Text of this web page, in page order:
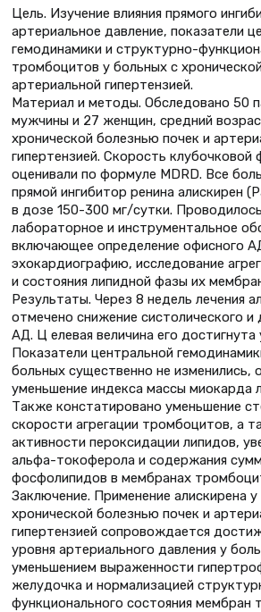
Цель. Изучение влияния прямого
артериальное давление, показатели
гемодинамики и структурно-
тромбоцитов у больных с
артериальной гипертензией.
Материал и методы. Обследовано 50
мужчины и 27 женщин, средний
хронической болезнью почек и
гипертензией. Скорость клубочковой
оценивали по формуле MDRD. Все
прямой ингибитор ренина алискирен
в дозе 150-300 мг/сутки.
лабораторное и инструментальное
включающее определение офисного
эхокардиографию, исследование
и состояния липидной фазы их
Результаты. Через 8 недель лечения
отмечено снижение систолического и
АД. Ц елевая величина его достигнута
Показатели центральной
больных существенно не изменились,
уменьшение индекса массы миокарда
Также констатировано уменьшение
скорости агрегации тромбоцитов, а
активности пероксидации липидов,
альфа-токоферола и содержания
фосфолипидов в мембранах
Заключение. Применение алискирена
хронической болезнью почек и
гипертензией сопровождается
уровня артериального давления у
уменьшением выраженности
желудочка и нормализацией
функционального состояния мембран